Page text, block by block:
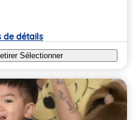
de détails
Sélectionner